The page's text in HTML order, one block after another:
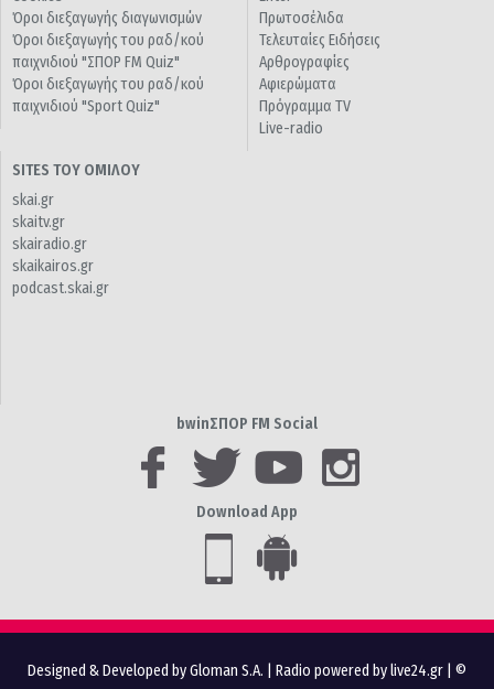
Όροι διεξαγωγής διαγωνισμών
Όροι διεξαγωγής του ραδ/κού
παιχνιδιού "ΣΠΟΡ FM Quiz"
Όροι διεξαγωγής του ραδ/κού
παιχνιδιού "Sport Quiz"
Πρωτοσέλιδα
Τελευταίες Ειδήσεις
Αρθρογραφίες
Αφιερώματα
Πρόγραμμα TV
Live-radio
SITES ΤΟΥ ΟΜΙΛΟΥ
skai.gr
skaitv.gr
skairadio.gr
skaikairos.gr
podcast.skai.gr
bwinΣΠΟΡ FM Social
Download App
Designed & Developed by Gloman S.A. Radio powered by live24.gr | ©